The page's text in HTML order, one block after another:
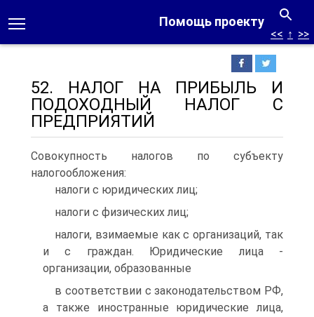
Помощь проекту
<< ↑ >>
52. НАЛОГ НА ПРИБЫЛЬ И
ПОДОХОДНЫЙ НАЛОГ С
ПРЕДПРИЯТИЙ
Совокупность налогов по субъекту
налогообложения:
налоги с юридических лиц;
налоги с физических лиц;
налоги, взимаемые как с организаций, так
и с граждан. Юридические лица -
организации, образованные
в соответствии с законодательством РФ,
а также иностранные юридические лица,